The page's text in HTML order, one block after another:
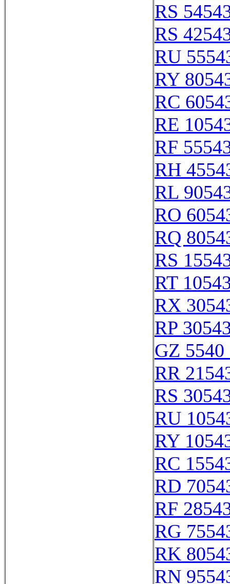
RS
RS
RU
RY
RC
RE
RF
RH
RL
RO
RQ
RS
RT
RX
RP
GZ
RR
RS
RU
RY
RC
RD
RF
RG
RK
RN